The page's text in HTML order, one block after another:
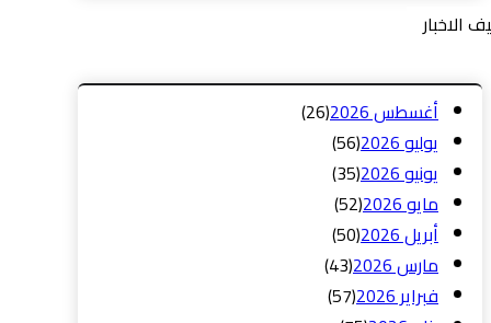
الاخبار
أغسطس 2026
(26)
يوليو 2026
(56)
يونيو 2026
(35)
مايو 2026
(52)
أبريل 2026
(50)
مارس 2026
(43)
فبراير 2026
(57)